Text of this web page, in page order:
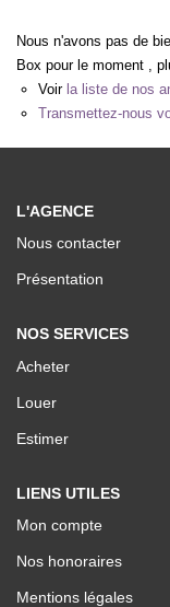
Budget max
Nous n'avons pas de
Box pour le moment ,
Voir la liste de nos
Transmettez-nous
L'AGENCE
Nous contacter
Présentation
NOS SERVICES
Acheter
Louer
Estimer
LIENS UTILES
Mon compte
Nos honoraires
Mentions légales